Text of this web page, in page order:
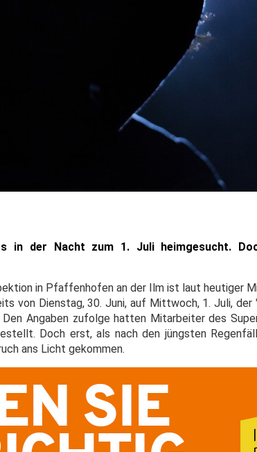
in der Nacht zum 1. Juli heimgesucht.
in Pfaffenhofen an der Ilm ist laut heutiger
von Dienstag, 30. Juni, auf Mittwoch, 1. Juli, der
Den Angaben zufolge hatten Mitarbeiter des
Doch erst, als nach den jüngsten
ans Licht gekommen.